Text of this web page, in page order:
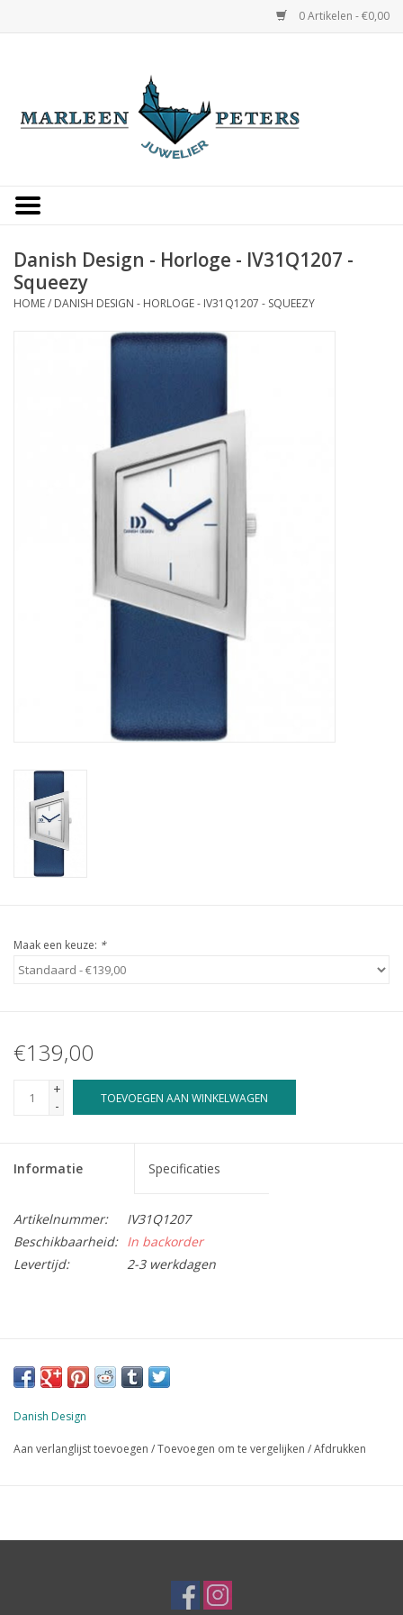
0 Artikelen - €0,00
Occasions
Trouwringen
Merken
Danish Design - Horloge - IV31Q1207 -
Squeezy
HOME/ DANISH DESIGN - HORLOGE - IV31Q1207 - SQUEEZY
Maak een keuze: *
€139,00
+
-
TOEVOEGEN AAN WINKELWAGEN
Informatie Specificaties
Artikelnummer:
IV31Q1207
Beschikbaarheid: In backorder
Levertijd:
2-3 werkdagen
Danish Design
Aan verlanglijst toevoegen /Toevoegen om te vergelijken /Afdrukken